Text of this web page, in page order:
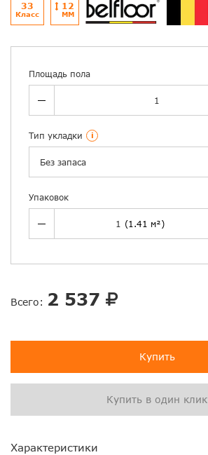
33
Класс
12
ММ
Площадь пола
Тип укладки i
Без запаса
Упаковок
Всего: 2 537
Купить
Купить в один клик
Характеристики